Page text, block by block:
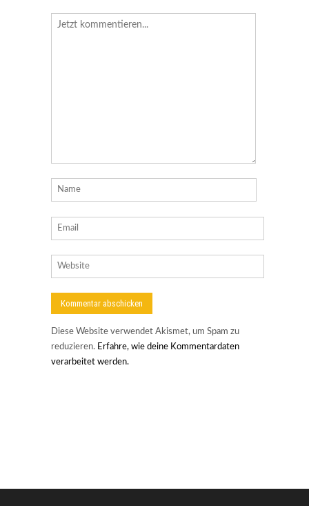
Diese Website verwendet Akismet, um Spam zu
reduzieren. Erfahre, wie deine Kommentardaten
verarbeitet werden.